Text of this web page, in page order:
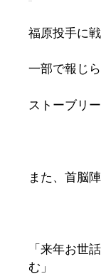
福原投手に
一部で報じ
ストーブリ
また、首脳
「来年お世
む」